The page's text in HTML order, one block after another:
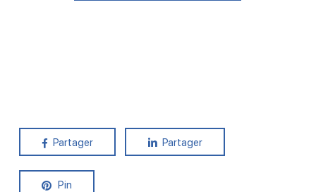
Partager Partager
Pin